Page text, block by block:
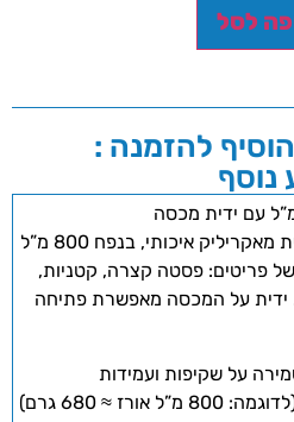
לסל
להזמנה :
נוסף
צנצנת שקופה, חזקה ואלגנטית מאקריליק איכותי, בנפח 800 מ”ל
פריטים: פסטה קצרה, קטניות,
ידית על המכסה מאפשרת פתיחה
על שקיפות ועמידות
≈ 680 גרם)